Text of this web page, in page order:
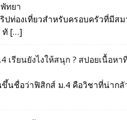
ทยา
ปท่องเที่ยวสำหรับครอบครัวที่มีส
ทั […]
เรียนยังไงให้สนุก ? สปอยเนื้อหา
นชื่อว่าฟิสิกส์ ม.4 คือวิชาที่น่ากลั